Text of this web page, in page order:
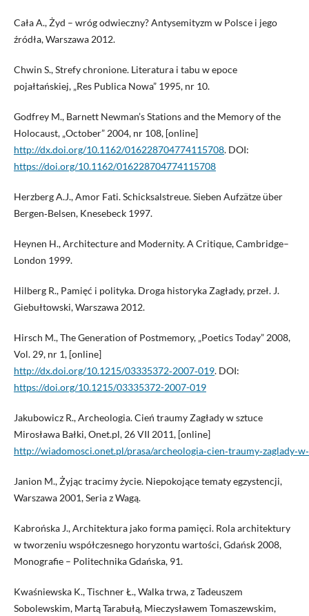
Cała A., Żyd – wróg odwieczny? Antysemityzm w Polsce i jego
źródła, Warszawa 2012.
Chwin S., Strefy chronione. Literatura i tabu w epoce
pojałtańskiej, „Res Publica Nowa” 1995, nr 10.
Godfrey M., Barnett Newman’s Stations and the Memory of the
Holocaust, „October” 2004, nr 108, [online]
http://dx.doi.org/10.1162/016228704774115708. DOI:
https://doi.org/10.1162/016228704774115708
Herzberg A.J., Amor Fati. Schicksalstreue. Sieben Aufzätze über
Bergen‑Belsen, Knesebeck 1997.
Heynen H., Architecture and Modernity. A Critique, Cambridge–
London 1999.
Hilberg R., Pamięć i polityka. Droga historyka Zagłady, przeł. J.
Giebułtowski, Warszawa 2012.
Hirsch M., The Generation of Postmemory, „Poetics Today” 2008,
Vol. 29, nr 1, [online]
http://dx.doi.org/10.1215/03335372‑2007‑019. DOI:
https://doi.org/10.1215/03335372-2007-019
Jakubowicz R., Archeologia. Cień traumy Zagłady w sztuce
Mirosława Bałki, Onet.pl, 26 VII 2011, [online]
http://wiadomosci.onet.pl/prasa/
Janion M., Żyjąc tracimy życie. Niepokojące tematy egzystencji,
Warszawa 2001, Seria z Wagą.
Kabrońska J., Architektura jako forma pamięci. Rola architektury
w tworzeniu współczesnego horyzontu wartości, Gdańsk 2008,
Monografie – Politechnika Gdańska, 91.
Kwaśniewska K., Tischner Ł., Walka trwa, z Tadeuszem
Sobolewskim, Martą Tarabułą, Mieczysławem Tomaszewskim,